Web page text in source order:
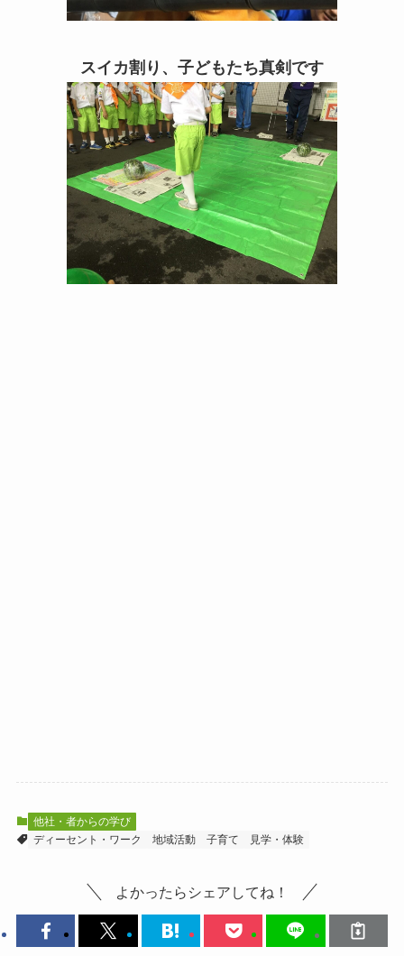
スイカ割り、子どもたち真剣です
他社・者からの学び
ディーセント・ワーク
地域活動 子育て 見学・体験
よかったらシェアしてね！